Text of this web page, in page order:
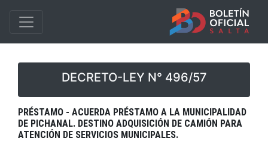
DECRETO-LEY N° 496/57
PRÉSTAMO - ACUERDA PRÉSTAMO A LA MUNICIPALIDAD
DE PICHANAL. DESTINO ADQUISICIÓN DE CAMIÓN PARA
ATENCIÓN DE SERVICIOS MUNICIPALES.